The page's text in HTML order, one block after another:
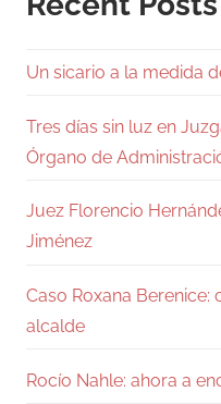
Un sicario a la medida
Tres días sin luz en
Órgano de
Juez Florencio
Jiménez
Caso Roxana
alcalde
Rocío Nahle: ahora a